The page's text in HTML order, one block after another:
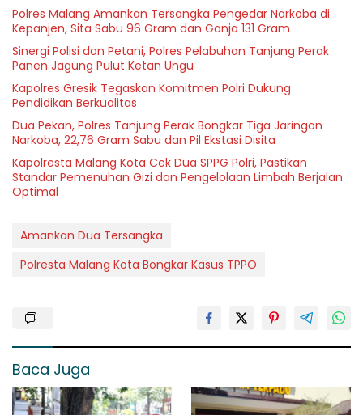
Polres Malang Amankan Tersangka Pengedar Narkoba di
Kepanjen, Sita Sabu 96 Gram dan Ganja 131 Gram
Sinergi Polisi dan Petani, Polres Pelabuhan Tanjung Perak
Panen Jagung Pulut Ketan Ungu
Kapolres Gresik Tegaskan Komitmen Polri Dukung
Pendidikan Berkualitas
Dua Pekan, Polres Tanjung Perak Bongkar Tiga Jaringan
Narkoba, 22,76 Gram Sabu dan Pil Ekstasi Disita
Kapolresta Malang Kota Cek Dua SPPG Polri, Pastikan
Standar Pemenuhan Gizi dan Pengelolaan Limbah Berjalan
Optimal
Amankan Dua Tersangka
Polresta Malang Kota Bongkar Kasus TPPO
Baca Juga